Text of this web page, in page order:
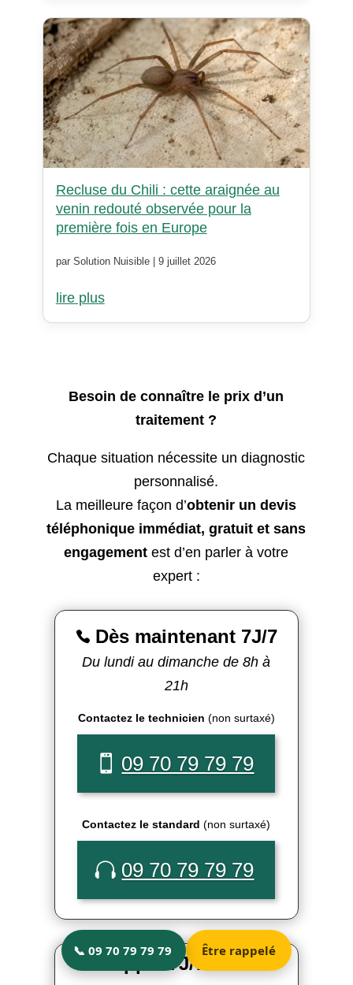
Recluse du Chili : cette araignée au
venin redouté observée pour la
première fois en Europe
par Solution Nuisible | 9 juillet 2026
lire plus
Besoin de connaître le prix d’un
traitement ?
Chaque situation nécessite un diagnostic
personnalisé.
La meilleure façon d’obtenir un devis
téléphonique immédiat, gratuit et sans
engagement est d’en parler à votre
expert :
Dès maintenant 7J/7
Du lundi au dimanche de 8h à
21h
Contactez le technicien (non surtaxé)
09 70 79 79 79
Contactez le standard(non surtaxé)
09 70 79 79 79
Rappel 7J/7 à votre